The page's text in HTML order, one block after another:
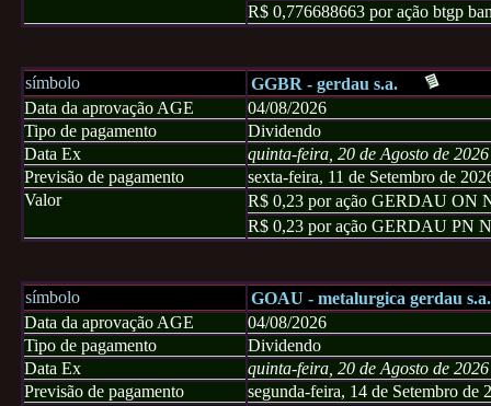
R$ 0,776688663 por ação btgp
símbolo
GGBR - gerdau s.a.
Data da aprovação AGE
04/08/2026
Tipo de pagamento
Dividendo
Data Ex
quinta-feira, 20 de Agosto de 2026
Previsão de pagamento
sexta-feira, 11 de Setembro de
Valor
R$ 0,23 por ação GERDAU ON
R$ 0,23 por ação GERDAU PN
símbolo
GOAU - metalurgica gerdau s.a.
Data da aprovação AGE
04/08/2026
Tipo de pagamento
Dividendo
Data Ex
quinta-feira, 20 de Agosto de 2026
Previsão de pagamento
segunda-feira, 14 de Setembro de